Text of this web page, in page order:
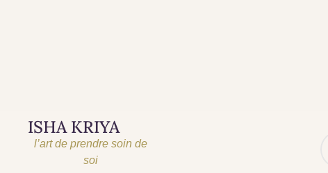
ISHA KRIYA
l’art de prendre soin de
soi